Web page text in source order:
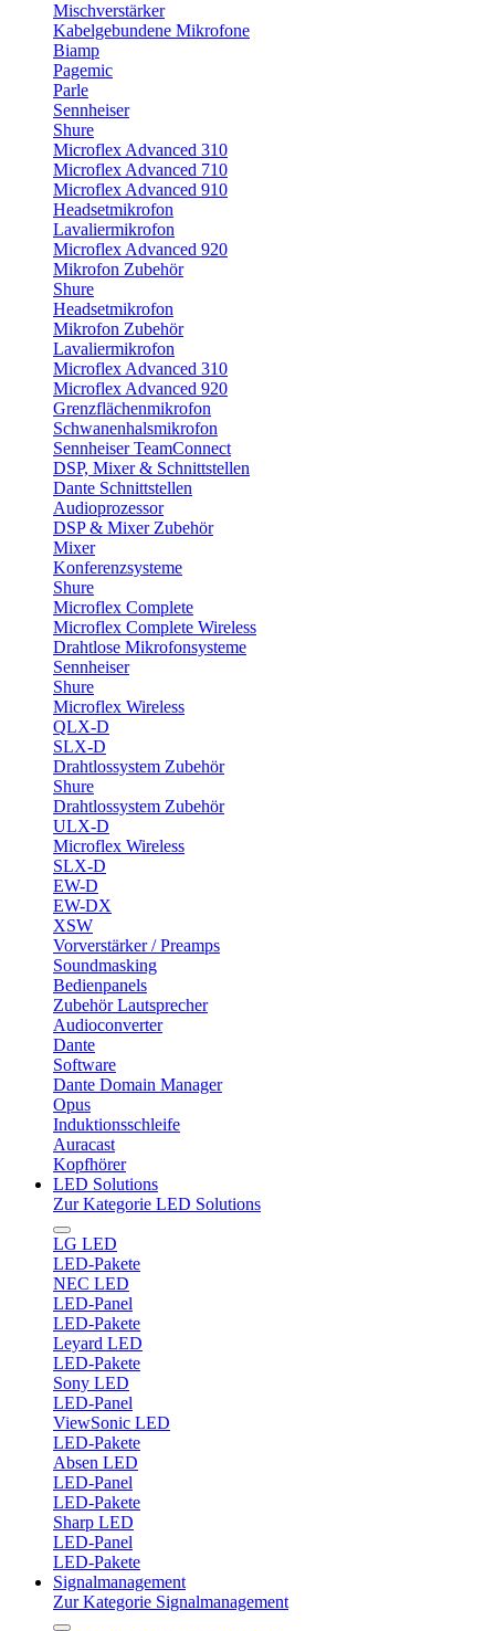
Mischverstärker
Kabelgebundene Mikrofone
Biamp
Pagemic
Parle
Sennheiser
Shure
Microflex Advanced 310
Microflex Advanced 710
Microflex Advanced 910
Headsetmikrofon
Lavaliermikrofon
Microflex Advanced 920
Mikrofon Zubehör
Shure
Headsetmikrofon
Mikrofon Zubehör
Lavaliermikrofon
Microflex Advanced 310
Microflex Advanced 920
Grenzflächenmikrofon
Schwanenhalsmikrofon
Sennheiser TeamConnect
DSP, Mixer & Schnittstellen
Dante Schnittstellen
Audioprozessor
DSP & Mixer Zubehör
Mixer
Konferenzsysteme
Shure
Microflex Complete
Microflex Complete Wireless
Drahtlose Mikrofonsysteme
Sennheiser
Shure
Microflex Wireless
QLX-D
SLX-D
Drahtlossystem Zubehör
Shure
Drahtlossystem Zubehör
ULX-D
Microflex Wireless
SLX-D
EW-D
EW-DX
XSW
Vorverstärker / Preamps
Soundmasking
Bedienpanels
Zubehör Lautsprecher
Audioconverter
Dante
Software
Dante Domain Manager
Opus
Induktionsschleife
Auracast
Kopfhörer
LED Solutions
Zur Kategorie LED Solutions
LG LED
LED-Pakete
NEC LED
LED-Panel
LED-Pakete
Leyard LED
LED-Pakete
Sony LED
LED-Panel
ViewSonic LED
LED-Pakete
Absen LED
LED-Panel
LED-Pakete
Sharp LED
LED-Panel
LED-Pakete
Signalmanagement
Zur Kategorie Signalmanagement